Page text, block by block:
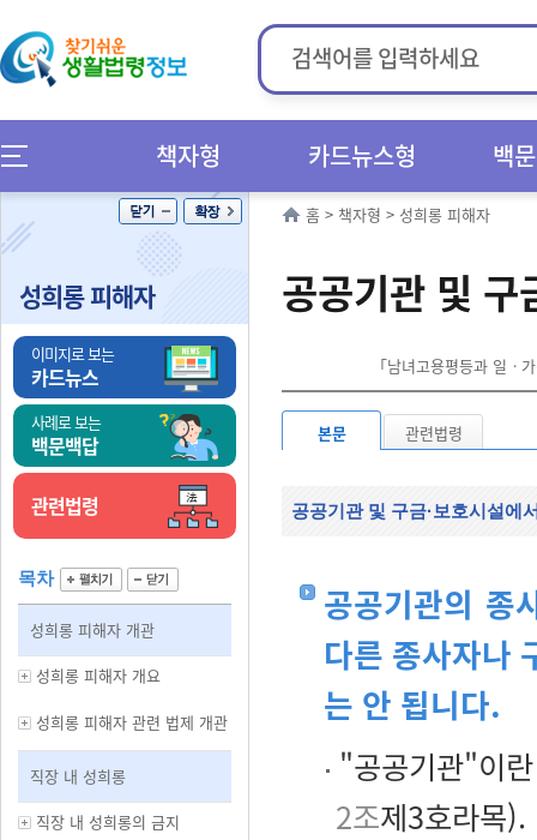
책자형 카드뉴스형 백
성희롱 피해자
이미지로 보는
카드뉴스
사례로 보는
백문백답
관련법령
목차
성희롱 피해자 개관
성희롱 피해자 개요
성희롱 피해자 관련 법제 개관
직장 내 성희롱
직장 내 성희롱의 금지
홈 > 책자형 > 성희롱 피해자
공공기관 및 구
「남녀고용평등과 일
본문 관련법령
공공기관 및 구금·보호시설에
공공기관의 종
다른 종사자나
는 안 됩니다.
"공공기관"이
2조제3호라목).